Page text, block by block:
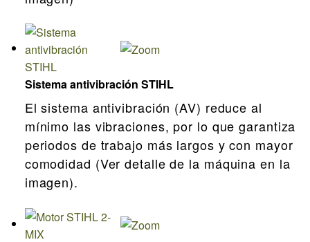
Sistema antivibración STIHL
El sistema antivibración (AV) reduce al
mínimo las vibraciones, por lo que garantiza
periodos de trabajo más largos y con mayor
comodidad (Ver detalle de la máquina en la
imagen).